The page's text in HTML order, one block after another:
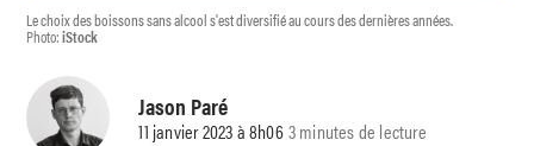
Le choix des boissons sans alcool s'est diversifié au cours des dernières années.
Photo:iStock
Jason Paré
11 janvier 2023 à 8h063 minutes de lecture